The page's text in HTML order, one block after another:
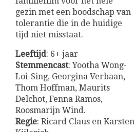
gezin met een boodschap van
tolerantie die in de huidige
tijd niet misstaat.
Leeftijd: 6+ jaar
Stemmencast: Yootha Wong-
Loi-Sing, Georgina Verbaan,
Thom Hoffman, Maurits
Delchot, Fenna Ramos,
Roosmarijn Wind.
Regie: Ricard Claus en Karsten